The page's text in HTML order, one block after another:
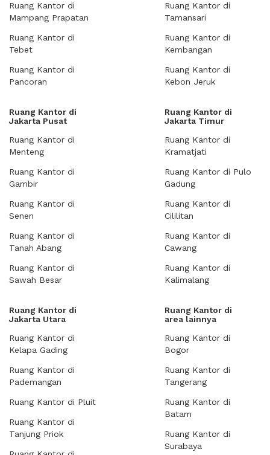
Ruang Kantor di
Mampang Prapatan
Ruang Kantor di
Tebet
Ruang Kantor di
Pancoran
Ruang Kantor di
Tamansari
Ruang Kantor di
Kembangan
Ruang Kantor di
Kebon Jeruk
Ruang Kantor di
Jakarta Pusat
Ruang Kantor di
Menteng
Ruang Kantor di
Gambir
Ruang Kantor di
Senen
Ruang Kantor di
Tanah Abang
Ruang Kantor di
Sawah Besar
Ruang Kantor di
Jakarta Timur
Ruang Kantor di
Kramatjati
Ruang Kantor di Pulo
Gadung
Ruang Kantor di
Cililitan
Ruang Kantor di
Cawang
Ruang Kantor di
Kalimalang
Ruang Kantor di
Jakarta Utara
Ruang Kantor di
Kelapa Gading
Ruang Kantor di
Pademangan
Ruang Kantor di Pluit
Ruang Kantor di
Tanjung Priok
Ruang Kantor di
area lainnya
Ruang Kantor di
Bogor
Ruang Kantor di
Tangerang
Ruang Kantor di
Batam
Ruang Kantor di
Surabaya